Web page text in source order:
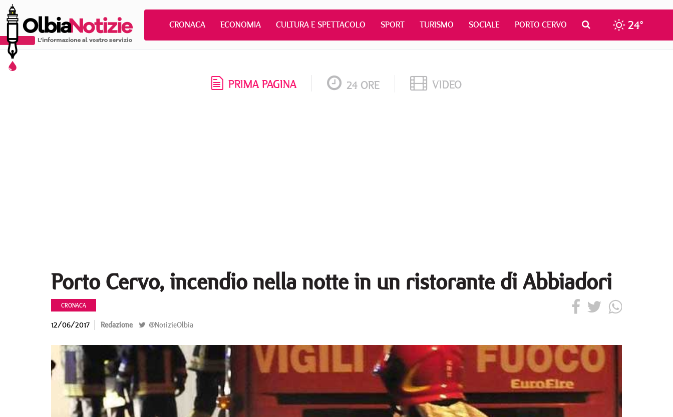
CRONACA ECONOMIA CULTURA E SPETTACOLO SPORT TURISMO SOCIALE PORTO CERVO 24°
PRIMA PAGINA 24 ORE VIDEO
Porto Cervo, incendio nella notte in un ristorante di Abbiadori
CRONACA
12/06/2017 Redazione @NotizieOlbia